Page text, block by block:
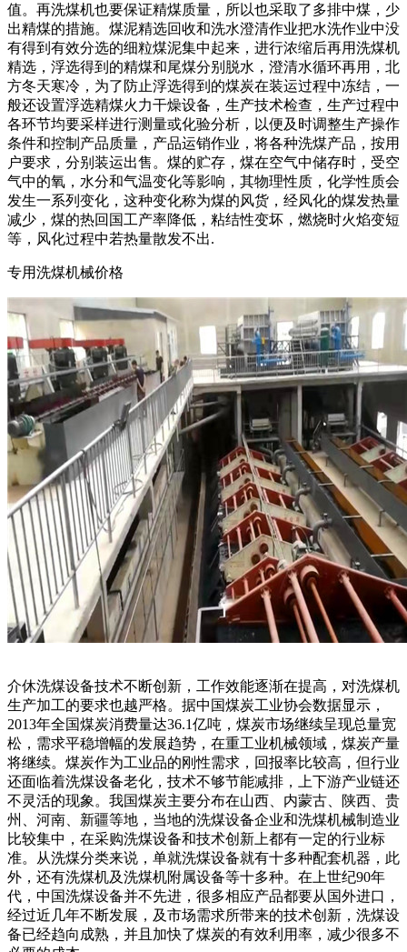
值。再洗煤机也要保证精煤质量，所以也采取了多排中煤，少
出精煤的措施。煤泥精选回收和洗水澄清作业把水洗作业中没
有得到有效分选的细粒煤泥集中起来，进行浓缩后再用洗煤机
精选，浮选得到的精煤和尾煤分别脱水，澄清水循环再用，北
方冬天寒冷，为了防止浮选得到的煤炭在装运过程中冻结，一
般还设置浮选精煤火力干燥设备，生产技术检查，生产过程中
各环节均要采样进行测量或化验分析，以便及时调整生产操作
条件和控制产品质量，产品运销作业，将各种洗煤产品，按用
户要求，分别装运出售。煤的贮存，煤在空气中储存时，受空
气中的氧，水分和气温变化等影响，其物理性质，化学性质会
发生一系列变化，这种变化称为煤的风货，经风化的煤发热量
减少，煤的热回国工产率降低，粘结性变坏，燃烧时火焰变短
等，风化过程中若热量散发不出.
专用洗煤机械价格
介休洗煤设备技术不断创新，工作效能逐渐在提高，对洗煤机
生产加工的要求也越严格。据中国煤炭工业协会数据显示，
2013年全国煤炭消费量达36.1亿吨，煤炭市场继续呈现总量宽
松，需求平稳增幅的发展趋势，在重工业机械领域，煤炭产量
将继续。煤炭作为工业品的刚性需求，回报率比较高，但行业
还面临着洗煤设备老化，技术不够节能减排，上下游产业链还
不灵活的现象。我国煤炭主要分布在山西、内蒙古、陕西、贵
州、河南、新疆等地，当地的洗煤设备企业和洗煤机械制造业
比较集中，在采购洗煤设备和技术创新上都有一定的行业标
准。从洗煤分类来说，单就洗煤设备就有十多种配套机器，此
外，还有洗煤机及洗煤机附属设备等十多种。在上世纪90年
代，中国洗煤设备并不先进，很多相应产品都要从国外进口，
经过近几年不断发展，及市场需求所带来的技术创新，洗煤设
备已经趋向成熟，并且加快了煤炭的有效利用率，减少很多不